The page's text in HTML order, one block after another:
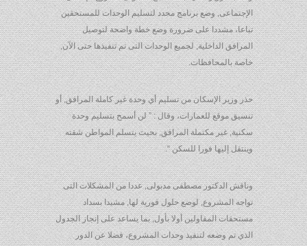
الإجتماعى, وضع برنامج محدد لتسليم الوحدات للمستحقين
تباعا، مشددا على ضرورة وضع خطة واضحة لتوصيل
المرافق الداخلية, لجميع الوحدات التى تم تنفيذها حتى الآن,
خاصة بالمحافظات.
حذر وزير الإسكان من تسليم أي وحدة غير كاملة المرافق, أو
تنسيق موقع للعمارات، وقال : ” لن أسمح بتسليم وحدة
سكنية, غير مكتملة المرافق, بحيث يتسلم المواطن شقته
وينتقل إليها فورا للسكن “.
وناقش الدكتور مصطفى مدبولى, عددا من المشكلات التى
تواجه المشروع, لوضع حلول فورية لها, مشيدا بسداد
مستحقات المقاولين أولا بأول, بما يساعد على إنجاز الجدول
الذي تم وضعه لتنفيذ وحدات المشروع، فضلا عن الدور